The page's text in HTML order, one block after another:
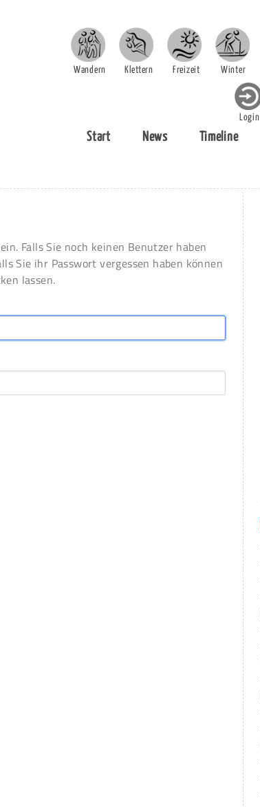
Wandern Klettern Freizeit Winter
Login
Start News Timeline
Falls Sie noch keinen Benutzer haben
Sie ihr Passwort vergessen haben können
lassen.